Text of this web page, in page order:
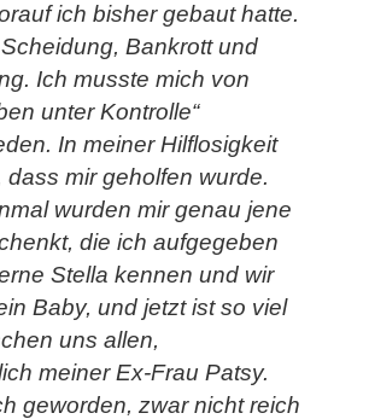
ich bisher gebaut hatte.
Bankrott und
Ich musste mich von
unter Kontrolle“
In meiner Hilflosigkeit
dass mir geholfen wurde.
wurden mir genau jene
die ich aufgegeben
Stella kennen und wir
Baby, und jetzt ist so viel
uns allen,
meiner Ex-Frau Patsy.
geworden, zwar nicht reich